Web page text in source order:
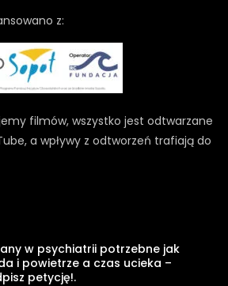
z:
filmów, wszystko jest odtwarzane
a wpływy z odtworzeń trafiają do
w psychiatrii potrzebne jak
i powietrze a czas ucieka –
petycję!.